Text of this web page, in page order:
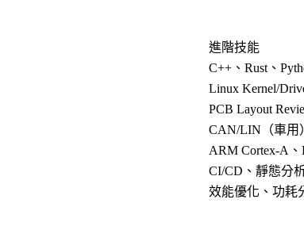
進階技能
C++、Rust、
Linux Kernel/
PCB Layout
CAN/LIN（車用
ARM Cortex-A
CI/CD、靜態分
效能優化、功耗